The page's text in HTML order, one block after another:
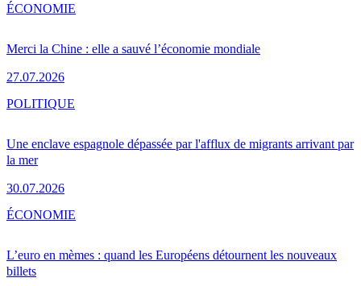
Merci la Chine : elle a sauvé l’économie mondiale
27.07.2026
ÉCONOMIE
Une enclave espagnole dépassée par l'afflux de migrants arrivant par
la mer
30.07.2026
POLITIQUE
L’euro en mèmes : quand les Européens détournent les nouveaux
billets
ÉCONOMIE